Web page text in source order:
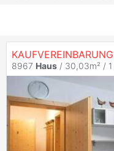
8967 Haus / 30,03m² /